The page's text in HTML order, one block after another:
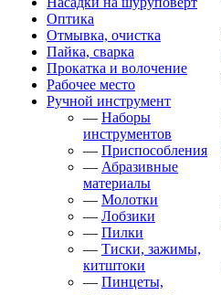
Оптика
Отмывка, очистка
Пайка, сварка
Прокатка и волочение
Рабочее место
Ручной инструмент
— Наборы
инструментов
— Приспособления
— Абразивные
материалы
— Молотки
— Лобзики
— Пилки
— Тиски, зажимы,
китштоки
— Пинцеты,